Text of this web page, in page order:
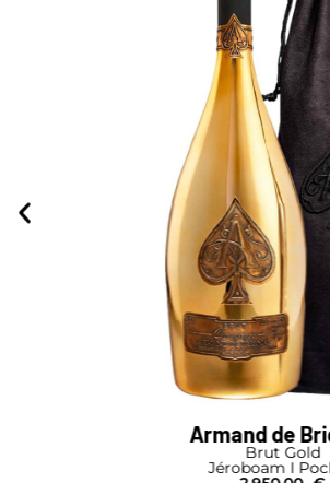
Armand de
Brut Gold
Jéroboam I Pochon